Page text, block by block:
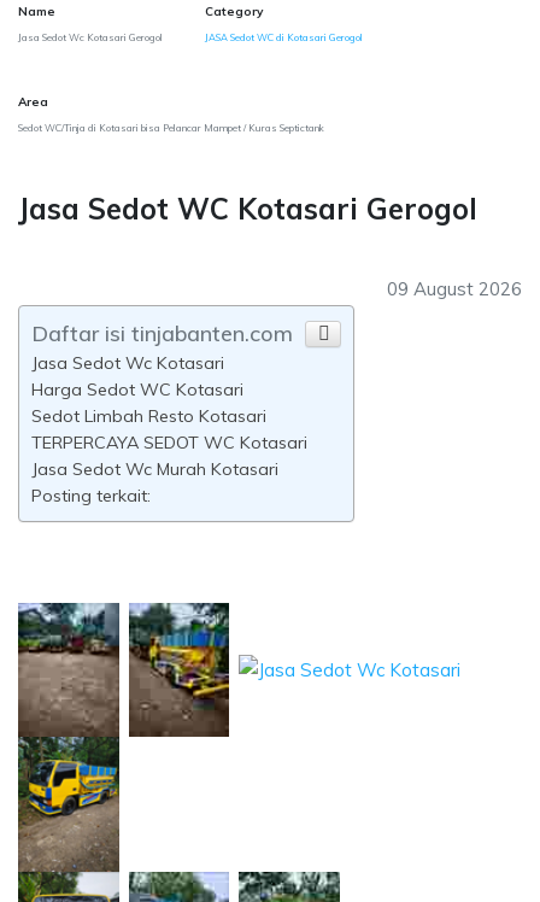
Name
Jasa Sedot Wc Kotasari Gerogol
Category
JASA Sedot WC di Kotasari Gerogol
Area
Sedot WC/Tinja di Kotasari bisa Pelancar Mampet / Kuras Septictank
Jasa Sedot WC Kotasari Gerogol
09 August 2026
Daftar isi tinjabanten.com
Jasa Sedot Wc Kotasari
Harga Sedot WC Kotasari
Sedot Limbah Resto Kotasari
TERPERCAYA SEDOT WC Kotasari
Jasa Sedot Wc Murah Kotasari
Posting terkait: